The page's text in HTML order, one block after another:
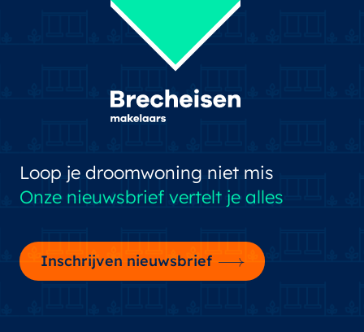
Loop je droomwoning niet mis
Onze nieuwsbrief vertelt je alles
Inschrijven nieuwsbrief